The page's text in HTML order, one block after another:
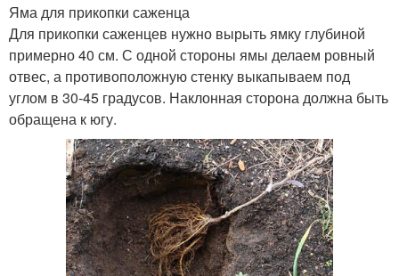
Яма для прикопки саженца
Для прикопки саженцев нужно вырыть ямку глубиной
примерно 40 см. С одной стороны ямы делаем ровный
отвес, а противоположную стенку выкапываем под
углом в 30-45 градусов. Наклонная сторона должна быть
обращена к югу.